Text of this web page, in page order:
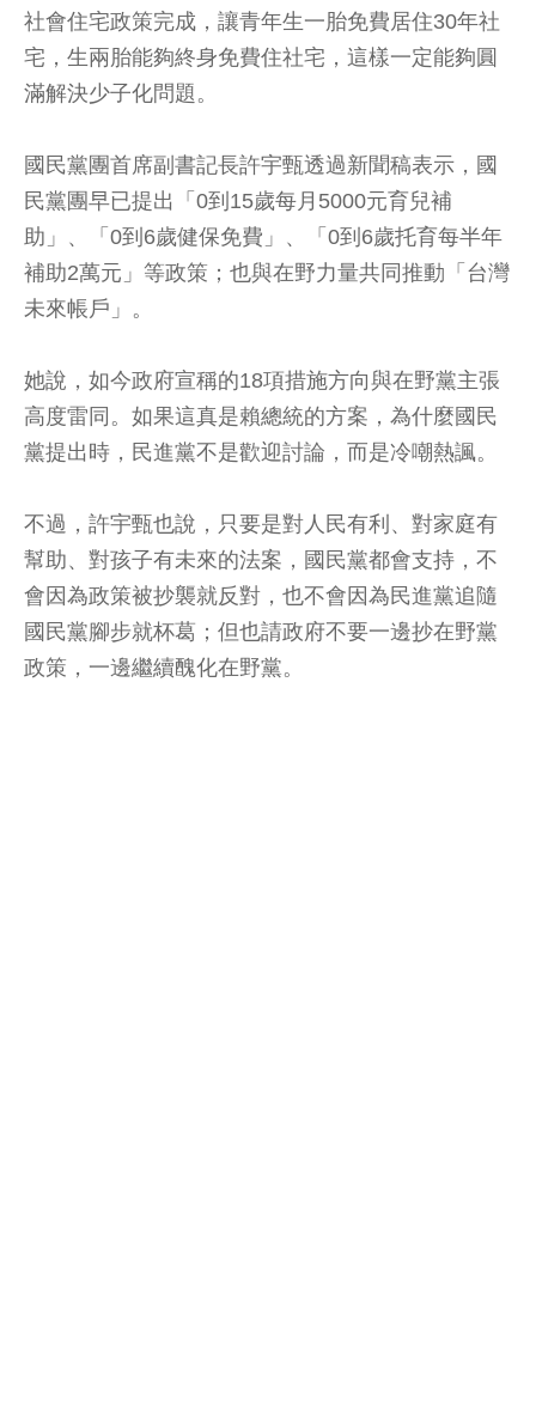
社會住宅政策完成，讓青年生一胎免費居住30年社
宅，生兩胎能夠終身免費住社宅，這樣一定能夠圓
滿解決少子化問題。
國民黨團首席副書記長許宇甄透過新聞稿表示，國
民黨團早已提出「0到15歲每月5000元育兒補
助」、「0到6歲健保免費」、「0到6歲托育每半年
補助2萬元」等政策；也與在野力量共同推動「台灣
未來帳戶」。
她說，如今政府宣稱的18項措施方向與在野黨主張
高度雷同。如果這真是賴總統的方案，為什麼國民
黨提出時，民進黨不是歡迎討論，而是冷嘲熱諷。
不過，許宇甄也說，只要是對人民有利、對家庭有
幫助、對孩子有未來的法案，國民黨都會支持，不
會因為政策被抄襲就反對，也不會因為民進黨追隨
國民黨腳步就杯葛；但也請政府不要一邊抄在野黨
政策，一邊繼續醜化在野黨。